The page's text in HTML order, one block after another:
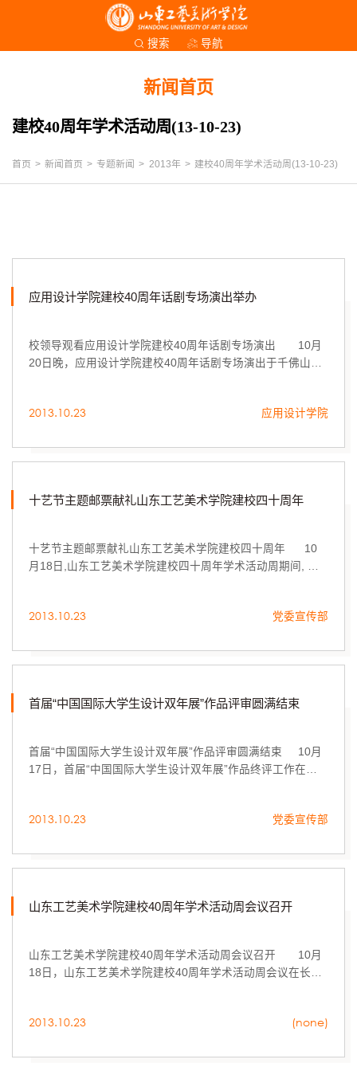
搜索 导航
新闻首页
建校40周年学术活动周(13-10-23)
首页 > 新闻首页 > 专题新闻 > 2013年 > 建校40周年学术活动周(13-10-23)
应用设计学院建校40周年话剧专场演出举办
校领导观看应用设计学院建校40周年话剧专场演出 10月
20日晚，应用设计学院建校40周年话剧专场演出于千佛山校
2013.10.23 应用设计学院
十艺节主题邮票献礼山东工艺美术学院建校四十周年
十艺节主题邮票献礼山东工艺美术学院建校四十周年 10
月18日,山东工艺美术学院建校四十周年学术活动周期间, 山
2013.10.23 党委宣传部
首届“中国国际大学生设计双年展”作品评审圆满结束
首届“中国国际大学生设计双年展”作品评审圆满结束 10月
17日，首届“中国国际大学生设计双年展”作品终评工作在长
2013.10.23 党委宣传部
山东工艺美术学院建校40周年学术活动周会议召开
山东工艺美术学院建校40周年学术活动周会议召开 10月
18日，山东工艺美术学院建校40周年学术活动周会议在长清
2013.10.23 (none)